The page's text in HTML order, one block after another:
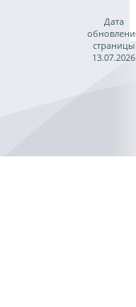
Дата
страницы
13.07.2026